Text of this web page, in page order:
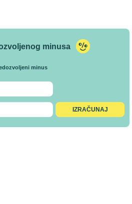
minusa
minus